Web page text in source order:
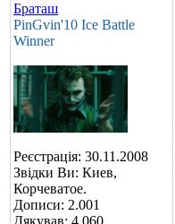
Браташ
PinGvin'10 Ice Battle
Winner
Реєстрація: 30.11.2008
Звідки Ви: Киев,
Корчеватое.
Дописи: 2.001
Дякував: 4.060